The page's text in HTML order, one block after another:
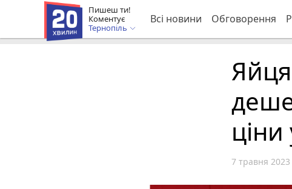
Пишеш ти!
Коментує
Тернопіль
Всі новини Обговорення
7 травня